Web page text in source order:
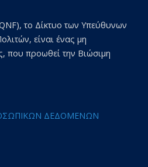
το Δίκτυο των Υπεύθυνων
είναι ένας μη
που προωθεί την Βιώσιμη
ΔΕΔΟΜΕΝΩΝ